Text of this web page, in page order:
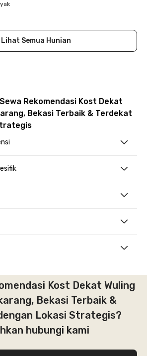
Lihat Semua Hunian
Rekomendasi Kost Dekat
Bekasi Terbaik & Terdekat
Kost Dekat Wuling
Bekasi Terbaik &
Lokasi Strategis?
hubungi kami